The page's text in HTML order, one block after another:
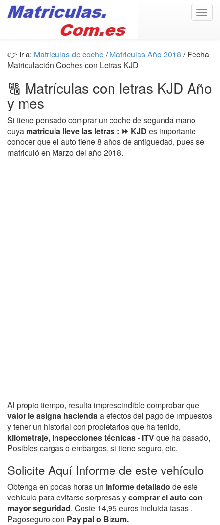
👉 Ir a: Matriculas de coche/Matriculas Año 2018 / Fecha
Matriculación Coches con Letras KJD
🔠 Matrículas con letras KJD Año
y mes
Si tiene pensado comprar un coche de segunda mano
cuya matricula lleve las letras : ⏩ KJD es importante
conocer que el auto tiene 8 años de antiguedad, pues se
matriculó en Marzo del año 2018.
Al propio tiempo, resulta imprescindible comprobar que
valor le asigna haciendaa efectos del pago de impuestos
y tener un historial con propietarios que ha tenido,
kilometraje, inspecciones técnicas - ITVque ha pasado,
Posibles cargas o embargos, si tiene seguro, etc.
Solicite Aquí Informe de este vehículo
Obtenga en pocas horas un informe detallado de este
vehículo para evitarse sorpresas ycomprar el auto con
mayor seguridad. Coste 14,95 euros incluida tasas .
Pagoseguro con Pay pal o Bizum.